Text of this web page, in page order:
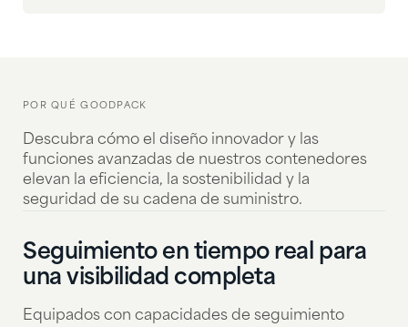
POR QUÉ GOODPACK
Descubra cómo el diseño innovador y las
funciones avanzadas de nuestros contenedores
elevan la eficiencia, la sostenibilidad y la
seguridad de su cadena de suministro.
Seguimiento en tiempo real para
una visibilidad completa
Equipados con capacidades de seguimiento